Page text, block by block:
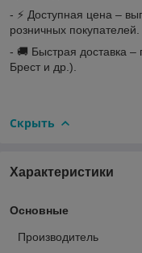
- ⚡ Доступная цена –
розничных покупателей.
- 🚚 Быстрая доставка –
Брест и др.).
Скрыть
Характеристики
Основные
Производитель